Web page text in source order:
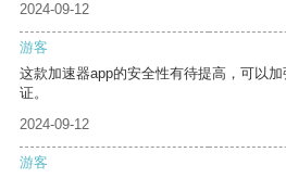
2024-09-12
游客
这款加速器app的安全性有待提高，可以
证。
2024-09-12
游客